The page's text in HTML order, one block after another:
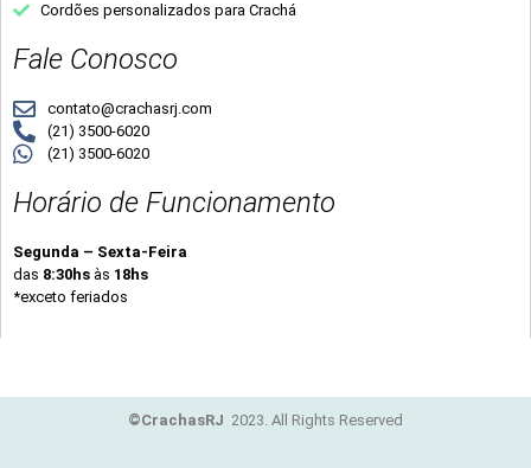
Cordões personalizados para Crachá
Fale Conosco
contato@crachasrj.com
(21) 3500-6020
(21) 3500-6020
Horário de Funcionamento
Segunda – Sexta-Feira
das 8:30hs às 18hs
*exceto feriados
©CrachasRJ 2023. All Rights Reserved